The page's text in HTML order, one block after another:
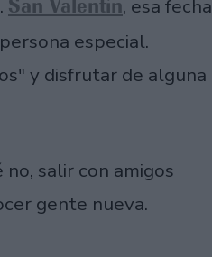
San Valentín, esa fecha
especial.
y disfrutar de alguna
salir con amigos
gente nueva.